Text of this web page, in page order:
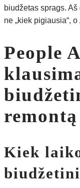
biudžetas sprags.
ne „kiek pigiausia“,
People
remontą
Kiek